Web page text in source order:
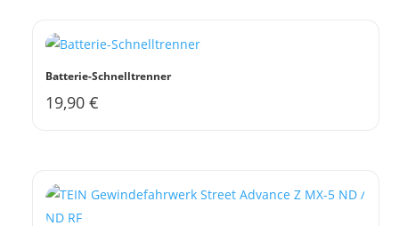
Batterie-Schnelltrenner
19,90€